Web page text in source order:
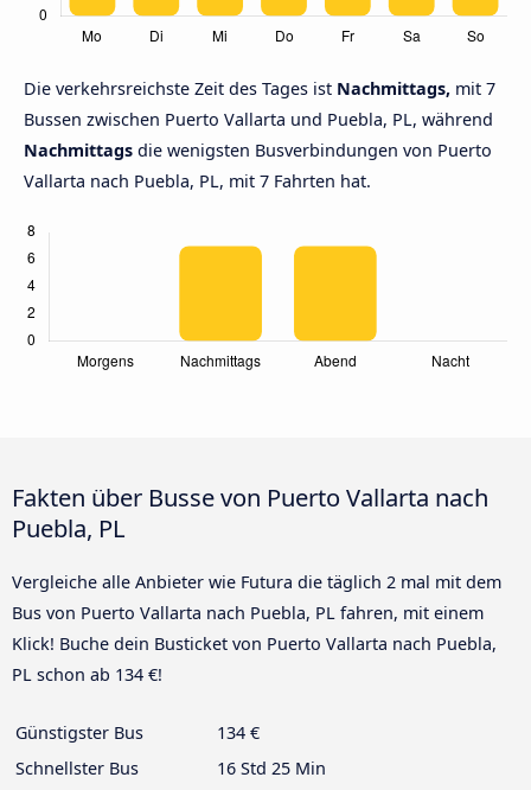
Die verkehrsreichste Zeit des Tages ist Nachmittags, mit 7
Bussen zwischen Puerto Vallarta und Puebla, PL, während
Nachmittags die wenigsten Busverbindungen von Puerto
Vallarta nach Puebla, PL, mit 7 Fahrten hat.
Fakten über Busse von Puerto Vallarta nach
Puebla, PL
Vergleiche alle Anbieter wie Futura die täglich 2 mal mit dem
Bus von Puerto Vallarta nach Puebla, PL fahren, mit einem
Klick! Buche dein Busticket von Puerto Vallarta nach Puebla,
PL schon ab 134 €!
Günstigster Bus
134 €
Schnellster Bus
16 Std 25 Min